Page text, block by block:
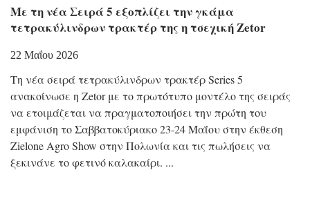
Με τη νέα Σειρά 5 εξοπλίζει την γκάμα
τετρακύλινδρων τρακτέρ της η τσεχική Zetor
22 Μαΐου 2026
Τη νέα σειρά τετρακύλινδρων τρακτέρ Series 5
ανακοίνωσε η Zetor με το πρωτότυπο μοντέλο της σειράς
να ετοιμάζεται να πραγματοποιήσει την πρώτη του
εμφάνιση το Σαββατοκύριακο 23-24 Μαΐου στην έκθεση
Zielone Agro Show στην Πολωνία και τις πωλήσεις να
ξεκινάνε το φετινό καλακαίρι.